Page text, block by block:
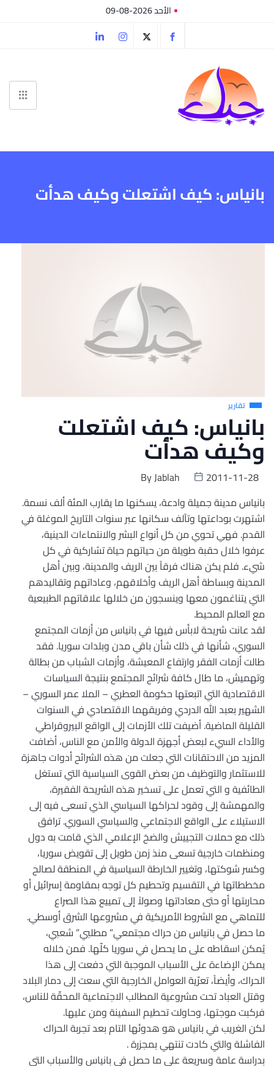
الأحد 2026-08-09
بانياس: كيف اشتعلت وكيف هدأت
تقارير
بانياس: كيف اشتعلت
وكيف هدأت
ByJablah
2011-11-28
بانياس مدينة جميلة وادعة، يسكنها ما يقارب المئة ألف نسمة.
اشتهرت بوداعتها وتآلف سكانها عبر سنوات التاريخ الموغلة في
القدم. فهي تحوي من كل أنواع البشر والانتماءات الدينية،
عرفوا خلال حقبة طويلة من حياتهم حياة تشاركية في كل
شيء. فلم يكن هناك فرقاً بين الريف والمدينة، وبين أهل
المدينة وبساطة أهل الريف وأخلاقهم، وعاداتهم وتقاليدهم
التي يتناغمون معها وينسجون من خلالها علاقاتهم الطبيعية
مع العالم المحيط.
لقد عانت شريحة لابأس فيها في بانياس من أزمات المجتمع
السوري، شأنها في ذلك شأن باقي مدن وبلدات سوريا. فقد
طالت أزمات الفقر وارتفاع المعيشة، وأزمات الشباب من بطالة
وتهميش، ما طال كافة شرائح المجتمع بنتيجة السياسات
الاقتصادية التي اتبعتها حكومة العطري – الملا عمر السوري –
الشهير بعبد الله الدردي وفريقهما الاقتصادي في السنوات
القليلة الماضية. أضيفت تلك الأزمات إلى الواقع البيروقراطي
والأداء السيء لبعض أجهزة الدولة والأمن مع الناس، أضافت
المزيد من الاحتقانات التي جعلت من هذه الشرائح أدوات جاهزة
للاستثمار والتوظيف من بعض القوى السياسية التي تستغل
الطائفية و التي تعمل على تسخير هذه الشريحة الفقيرة،
والمهمشة إلى وقود لحراكها السياسي الذي تسعى فيه إلى
الاستيلاء على الواقع الاجتماعي والسياسي السوري. ترافق
ذلك مع حملات التجييش والضخ الإعلامي الذي قامت به دول
ومنظمات خارجية تسعى منذ زمن طويل إلى تقويض سوريا،
وكسر شوكتها، وتغيير الخارطة السياسية في المنطقة لصالح
مخططاتها في التقسيم وتحطيم كل توجه بمقاومة إسرائيل أو
محاربتها أو حتى معاداتها وصولاً إلى تمييع هذا الصراع
للتماهي مع الشروط الأمريكية في مشروعها الشرق أوسطي.
ما حصل في بانياس من حراك مجتمعي” مطلبي” شعبي،
يُمكن اسقاطه على ما يحصل في سوريا كلّها. فمن خلاله
يمكن الإضاءة على الأسباب الموجبة التي دفعت إلى هذا
الحراك، وأيضاً، تعرّية العوامل الخارجية التي سعت إلى دمار البلاد
وقتل العباد تحت مشروعية المطالب الاجتماعية المحقّة للناس،
فركبت موجتها، وحاولت تحطيم السفينة ومن عليها.
لكن الغريب في بانياس هو هدوئها التام بعد تجربة الحراك
الفاشلة والتي كادت تنتهي بمجزرة .
بدراسة عامة وسريعة على ما حصل في بانياس والأسباب التي